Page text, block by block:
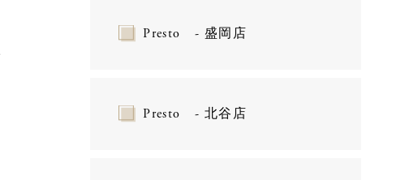
Presto - 盛岡店
Presto - 北谷店